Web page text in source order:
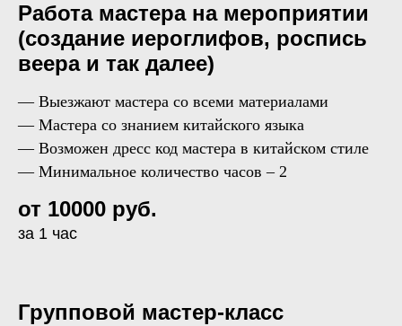
Работа мастера на мероприятии
(создание иероглифов, роспись
веера и так далее)
— Выезжают мастера со всеми материалами
— Мастера со знанием китайского языка
— Возможен дресс код мастера в китайском стиле
— Минимальное количество часов – 2
от 10000 руб.
за 1 час
Групповой мастер-класс